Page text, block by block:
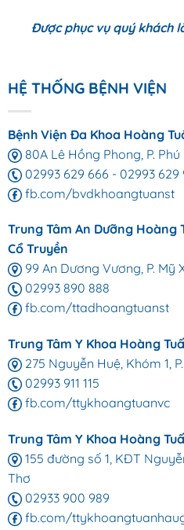
Được phục vụ quý khách
HỆ THỐNG BỆNH VIỆN
Bệnh Viện Đa Khoa Hoàng
80A Lê Hồng Phong, P. Phú
02993 629 666 - 02993 629
fb.com/bvdkhoangtuanst
Trung Tâm An Dưỡng Hoàng
Cổ Truyền
99 An Dương Vương, P. Mỹ
02993 890 888
fb.com/ttadhoangtuanst
Trung Tâm Y Khoa Hoàng
275 Nguyễn Huệ, Khóm 1,
02993 911 115
fb.com/ttykhoangtuanvc
Trung Tâm Y Khoa Hoàng
155 đường số 1, KĐT
Thơ
02933 900 989
fb.com/